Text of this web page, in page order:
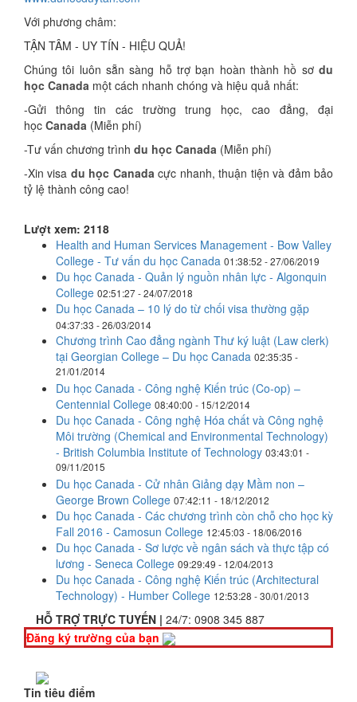
Với phương châm:
TẬN TÂM - UY TÍN - HIỆU QUẢ!
Chúng tôi luôn sẵn sàng hỗ trợ bạn hoàn thành hồ sơ du
học Canada một cách nhanh chóng và hiệu quả nhất:
-Gửi thông tin các trường trung học, cao đẳng, đại
học Canada (Miễn phí)
-Tư vấn chương trình du học Canada (Miễn phí)
-Xin visa du học Canadacực nhanh, thuận tiện và đảm bảo
tỷ lệ thành công cao!
Lượt xem: 2118
Health and Human Services Management - Bow Valley
College - Tư vấn du học Canada 01:38:52 - 27/06/2019
Du học Canada - Quản lý nguồn nhân lực - Algonquin
College 02:51:27 - 24/07/2018
Du học Canada – 10 lý do từ chối visa thường gặp
04:37:33 - 26/03/2014
Chương trình Cao đẳng ngành Thư ký luật (Law clerk)
tại Georgian College – Du học Canada 02:35:35 -
21/01/2014
Du học Canada - Công nghệ Kiến trúc (Co-op) –
Centennial College 08:40:00 - 15/12/2014
Du học Canada - Công nghệ Hóa chất và Công nghệ
Môi trường (Chemical and Environmental Technology)
- British Columbia Institute of Technology 03:43:01 -
09/11/2015
Du học Canada - Cử nhân Giảng dạy Mầm non –
George Brown College 07:42:11 - 18/12/2012
Du học Canada - Các chương trình còn chỗ cho học kỳ
Fall 2016 - Camosun College 12:45:03 - 18/06/2016
Du học Canada - Sơ lược về ngân sách và thực tập có
lương - Seneca College 09:29:49 - 12/04/2013
Du học Canada - Công nghệ Kiến trúc (Architectural
Technology) - Humber College 12:53:28 - 30/01/2013
HỖ TRỢ TRỰC TUYẾN | 24/7: 0908 345 887
Đăng ký trường của bạn
Tin tiêu điểm